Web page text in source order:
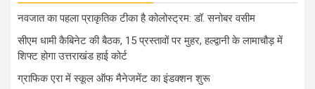
नवजात का पहला प्राकृतिक टीका है कोलोस्ट्रम: डॉ. सनोबर वसीम
सीएम धामी कैबिनेट की बैठक, 15 प्रस्तावों पर मुहर, हल्द्वानी के लामाचौड़ में
शिफ्ट होगा उत्तराखंड हाई कोर्ट
ग्राफिक एरा में स्कूल ऑफ मैनेजमेंट का इंडक्शन शुरू